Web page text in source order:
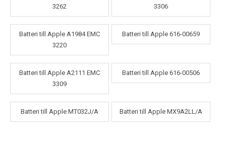
3262
3306
Batteri till Apple A1984 EMC
3220
Batteri till Apple 616-00659
Batteri till Apple A2111 EMC
3309
Batteri till Apple 616-00506
Batteri till Apple MT032J/A Batteri till Apple MX9A2LL/A